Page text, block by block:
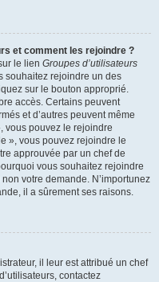
et comment les rejoindre ?
le lien Groupes d’utilisateurs
souhaitez rejoindre un des
sur le bouton approprié.
accès. Certains peuvent
et d’autres peuvent même
vous pouvez le rejoindre
», vous pouvez rejoindre le
approuvée par un chef de
vous souhaitez rejoindre
votre demande. N’importunez
il a sûrement ses raisons.
il leur est attribué un chef
contactez